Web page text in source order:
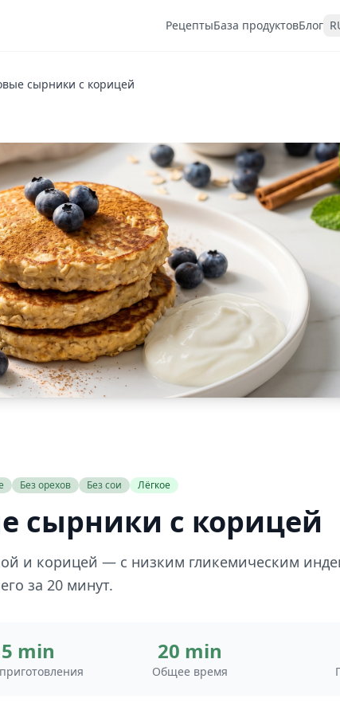
РецептыБаза продуктовБлог
сырники с корицей
Без орехов Без сои Лёгкое
сырники с корицей
и корицей — с низким гликемическим
за 20 минут.
min 20 min
Общее время